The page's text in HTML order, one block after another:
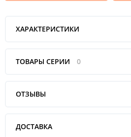
ХАРАКТЕРИСТИКИ
ТОВАРЫ СЕРИИ 0
ОТЗЫВЫ
ДОСТАВКА